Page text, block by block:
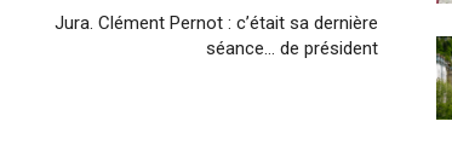
Jura. Clément Pernot : c’était sa dernière
séance… de président